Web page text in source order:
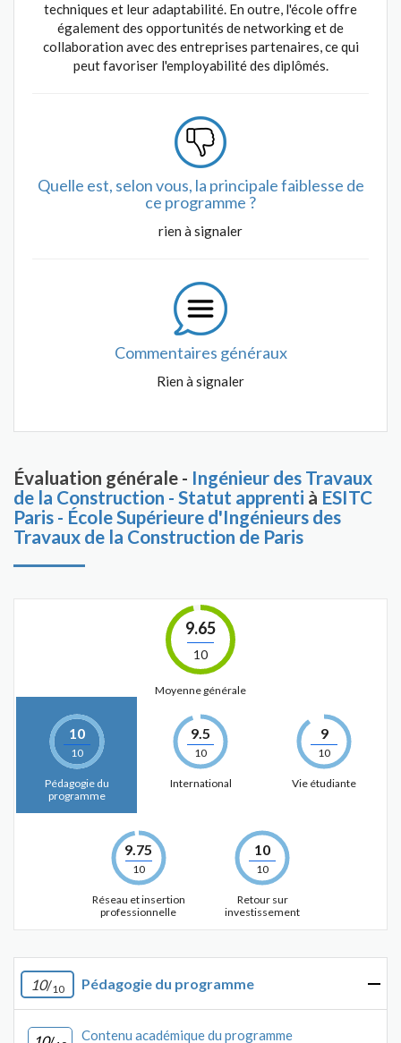
techniques et leur adaptabilité. En outre, l'école offre
également des opportunités de networking et de
collaboration avec des entreprises partenaires, ce qui
peut favoriser l'employabilité des diplômés.
Quelle est, selon vous, la principale faiblesse de
ce programme ?
rien à signaler
Commentaires généraux
Rien à signaler
Évaluation générale - Ingénieur des Travaux
de la Construction - Statut apprenti à ESITC
Paris - École Supérieure d'Ingénieurs des
Travaux de la Construction de Paris
9.65
10
Moyenne générale
10
10
Pédagogie du
programme
9.5
10
International
9
10
Vie étudiante
9.75
10
Réseau et insertion
professionnelle
10
10
Retour sur
investissement
10/10 Pédagogie du programme
Contenu académique du programme